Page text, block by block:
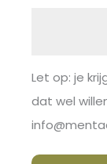
Let op: je
dat wel